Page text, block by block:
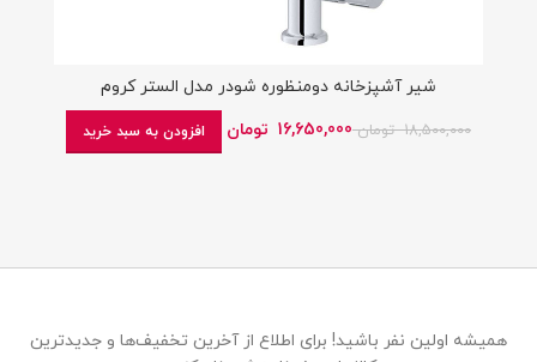
شیر آشپزخانه دومنظوره شودر مدل الستر کروم
18,500,000 تومان16,650,000 تومان افزودن به سبد خرید
همیشه اولین نفر باشید! برای اطلاع از آخرین تخفیف‌ها و جدیدترین